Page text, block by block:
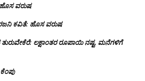
ವರುಷ
ಕವಿತೆ: ಹೊಸ ವರುಷ
ಲಕ್ಷಾಂತರ ರೂಪಾಯಿ ನಷ್ಟ, ಮನೆಗಳಿಗೆ